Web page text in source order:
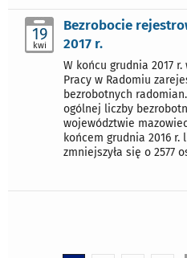
19
kwi
Bezrobocie
2017 r.
W końcu grudnia 2017
Pracy w Radomiu
bezrobotnych
ogólnej liczby
województwie
końcem grudnia 2016 r.
zmniejszyła się o 2577